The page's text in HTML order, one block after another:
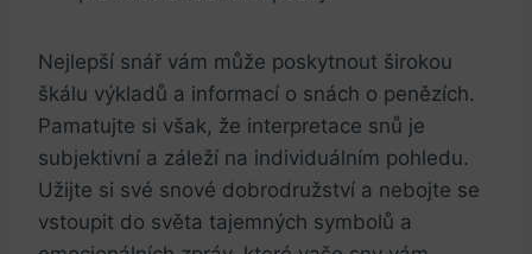
Nejlepší snář⁤ vám může poskytnout širokou
škálu výkladů a informací o snách o penězích.
Pamatujte si ‍však, že⁢ interpretace snů je
subjektivní a záleží na individuálním pohledu.⁤
Užijte si své ⁢snové dobrodružství a⁣ nebojte se
vstoupit do světa tajemných ‍symbolů a